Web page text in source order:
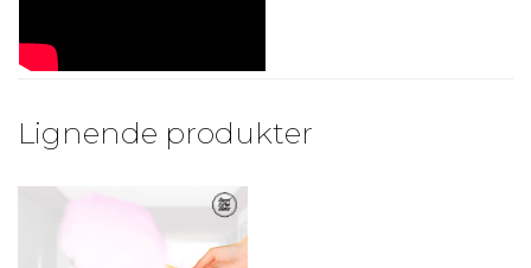
Lignende produkter